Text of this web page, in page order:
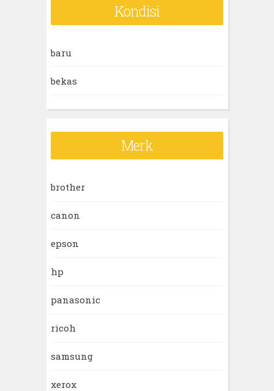
f
:
Kondisi
baru
bekas
Merk
brother
canon
epson
hp
panasonic
ricoh
samsung
xerox